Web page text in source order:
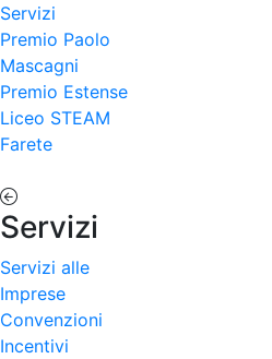
Servizi
Premio Paolo
Mascagni
Premio Estense
Liceo STEAM
Farete
Servizi
Servizi alle
Imprese
Convenzioni
Incentivi